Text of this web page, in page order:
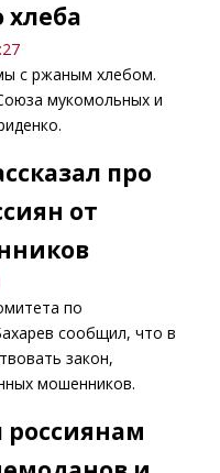
с ржаным хлебом.
мукомольных и
про
от
по
сообщил, что в
закон,
мошенников.
россиянам